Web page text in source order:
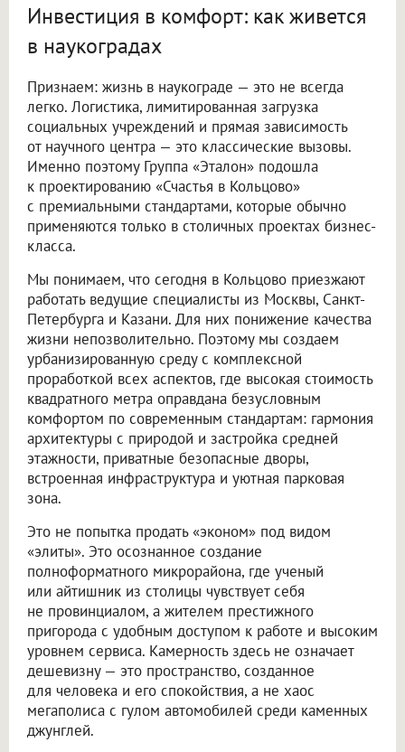
Инвестиция в комфорт: как живется
в наукоградах
Признаем: жизнь в наукограде — это не всегда
легко. Логистика, лимитированная загрузка
социальных учреждений и прямая зависимость
от научного центра — это классические вызовы.
Именно поэтому Группа «Эталон» подошла
к проектированию «Счастья в Кольцово»
с премиальными стандартами, которые обычно
применяются только в столичных проектах бизнес-
класса.
Мы понимаем, что сегодня в Кольцово приезжают
работать ведущие специалисты из Москвы, Санкт-
Петербурга и Казани. Для них понижение качества
жизни непозволительно. Поэтому мы создаем
урбанизированную среду с комплексной
проработкой всех аспектов, где высокая стоимость
квадратного метра оправдана безусловным
комфортом по современным стандартам: гармония
архитектуры с природой и застройка средней
этажности, приватные безопасные дворы,
встроенная инфраструктура и уютная парковая
зона.
Это не попытка продать «эконом» под видом
«элиты». Это осознанное создание
полноформатного микрорайона, где ученый
или айтишник из столицы чувствует себя
не провинциалом, а жителем престижного
пригорода с удобным доступом к работе и высоким
уровнем сервиса. Камерность здесь не означает
дешевизну — это пространство, созданное
для человека и его спокойствия, а не хаос
мегаполиса с гулом автомобилей среди каменных
джунглей.